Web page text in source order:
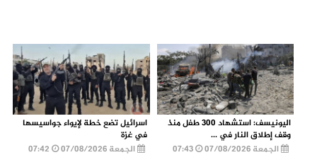
اليونيسف: استشهاد 300 طفل منذ
وقف إطلاق النار في ...
الجمعة 07/08/2026
اسرائيل تضع خطة لإيواء جواسيسها
في غزة
الجمعة 07/08/2026